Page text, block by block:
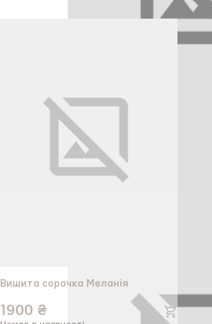
Вишита сорочка Меланія
1900 ₴